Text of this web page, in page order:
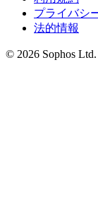
プライバシ
法的情報
© 2026 Sophos